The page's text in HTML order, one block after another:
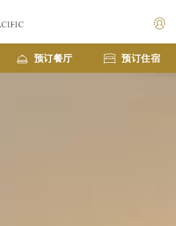
预订餐厅 预订住宿